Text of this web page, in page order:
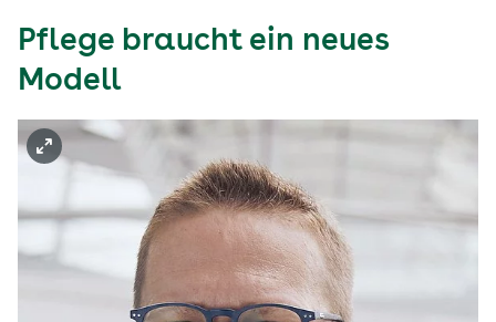
Pflege braucht ein neues
Modell